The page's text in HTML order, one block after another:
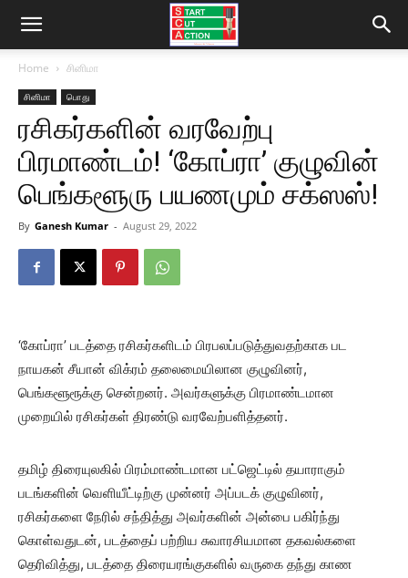
Home சினிமா
சினிமா பொது
ரசிகர்களின் வரவேற்பு
பிரமாண்டம்! ‘கோப்ரா’ குழுவின்
பெங்களூரு பயணமும் சக்ஸஸ்!
By Ganesh Kumar - August 29, 2022
‘கோப்ரா’ படத்தை ரசிகர்களிடம் பிரபலப்படுத்துவதற்காக பட
நாயகன் சீயான் விக்ரம் தலைமையிலான குழுவினர்,
பெங்களூரூக்கு சென்றனர். அவர்களுக்கு பிரமாண்டமான
முறையில் ரசிகர்கள் திரண்டு வரவேற்பளித்தனர்.
தமிழ் திரையுலகில் பிரம்மாண்டமான பட்ஜெட்டில் தயாராகும்
படங்களின் வெளியீட்டிற்கு முன்னர் அப்படக் குழுவினர்,
ரசிகர்களை நேரில் சந்தித்து அவர்களின் அன்பை பகிர்ந்து
கொள்வதுடன், படத்தைப் பற்றிய சுவாரசியமான தகவல்களை
தெரிவித்து, படத்தை திரையரங்குகளில் வருகை தந்து காண